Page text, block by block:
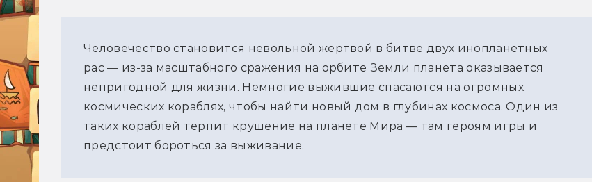
Человечество становится невольной жертвой в битве двух инопланетных
рас — из-за масштабного сражения на орбите Земли планета оказывается
непригодной для жизни. Немногие выжившие спасаются на огромных
космических кораблях, чтобы найти новый дом в глубинах космоса. Один из
таких кораблей терпит крушение на планете Мира — там героям игры и
предстоит бороться за выживание.